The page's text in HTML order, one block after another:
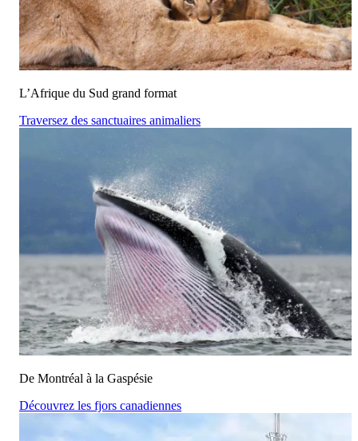
L’Afrique du Sud grand format
Traversez des sanctuaires animaliers
De Montréal à la Gaspésie
Découvrez les fjors canadiennes